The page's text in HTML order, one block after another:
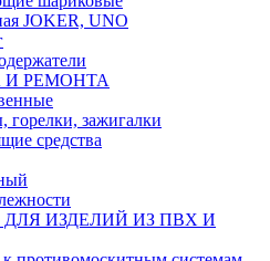
JOKER, UNO
РЕМОНТА
горелки, зажигалки
средства
ИЗДЕЛИЙ ИЗ ПВХ И